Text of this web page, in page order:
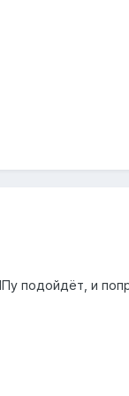
подойдёт, и